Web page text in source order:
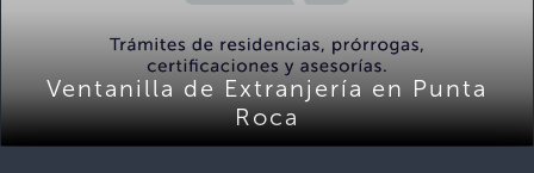
Ventanilla de Extranjería en Punta
Roca